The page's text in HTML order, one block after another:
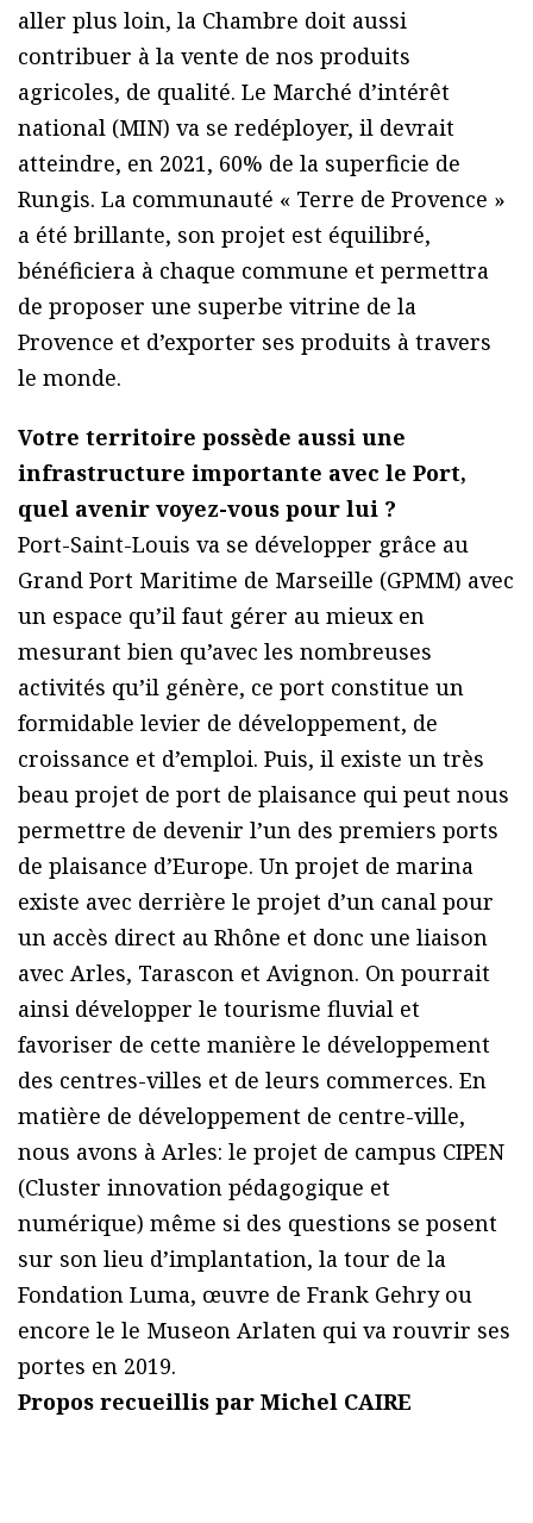
aller plus loin, la Chambre doit aussi
contribuer à la vente de nos produits
agricoles, de qualité. Le Marché d’intérêt
national (MIN) va se redéployer, il devrait
atteindre, en 2021, 60% de la superficie de
Rungis. La communauté « Terre de Provence »
a été brillante, son projet est équilibré,
bénéficiera à chaque commune et permettra
de proposer une superbe vitrine de la
Provence et d’exporter ses produits à travers
le monde.
Votre territoire possède aussi une
infrastructure importante avec le Port,
quel avenir voyez-vous pour lui ?
Port-Saint-Louis va se développer grâce au
Grand Port Maritime de Marseille (GPMM) avec
un espace qu’il faut gérer au mieux en
mesurant bien qu’avec les nombreuses
activités qu’il génère, ce port constitue un
formidable levier de développement, de
croissance et d’emploi. Puis, il existe un très
beau projet de port de plaisance qui peut nous
permettre de devenir l’un des premiers ports
de plaisance d’Europe. Un projet de marina
existe avec derrière le projet d’un canal pour
un accès direct au Rhône et donc une liaison
avec Arles, Tarascon et Avignon. On pourrait
ainsi développer le tourisme fluvial et
favoriser de cette manière le développement
des centres-villes et de leurs commerces. En
matière de développement de centre-ville,
nous avons à Arles: le projet de campus CIPEN
(Cluster innovation pédagogique et
numérique) même si des questions se posent
sur son lieu d’implantation, la tour de la
Fondation Luma, œuvre de Frank Gehry ou
encore le le Museon Arlaten qui va rouvrir ses
portes en 2019.
Propos recueillis par Michel CAIRE